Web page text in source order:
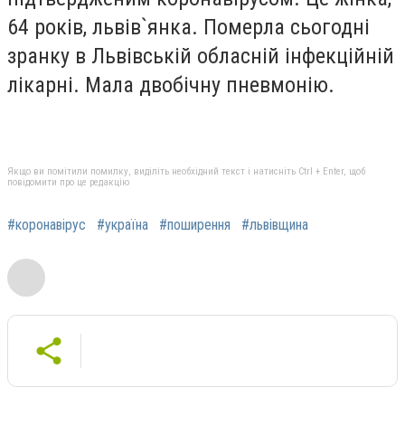
64 років, львів`янка. Померла сьогодні
зранку в Львівській обласній інфекційній
лікарні. Мала двобічну пневмонію.
Якщо ви помітили помилку, виділіть необхідний текст і натисніть Ctrl + Enter, щоб
повідомити про це редакцію
#коронавірус #україна #поширення #львівщина